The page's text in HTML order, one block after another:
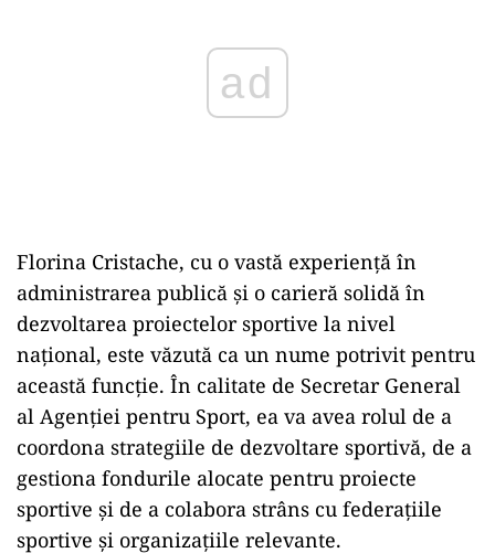
Florina Cristache, cu o vastă experiență în
administrarea publică și o carieră solidă în
dezvoltarea proiectelor sportive la nivel
național, este văzută ca un nume potrivit pentru
această funcție. În calitate de Secretar General
al Agenției pentru Sport, ea va avea rolul de a
coordona strategiile de dezvoltare sportivă, de a
gestiona fondurile alocate pentru proiecte
sportive și de a colabora strâns cu federațiile
sportive și organizațiile relevante.